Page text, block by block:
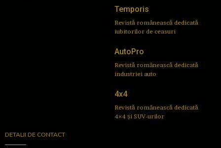
Temporis
Revistă românească dedicată
iubitorilor de ceasuri
AutoPro
Revistă românească dedicată
industriei auto
4x4
Revistă românească dedicată
4×4 și SUV-urilor
DETALII DE CONTACT